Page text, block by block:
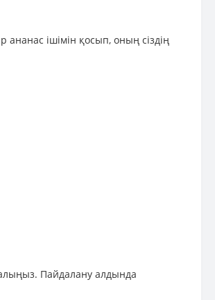
ішімін қосып, оның сіздің
Пайдалану алдында